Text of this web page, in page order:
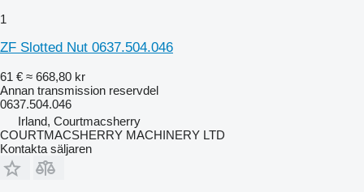
1
ZF Slotted Nut 0637.504.046
61 € ≈ 668,80 kr
Annan transmission reservdel
0637.504.046
Irland, Courtmacsherry
COURTMACSHERRY MACHINERY LTD
Kontakta säljaren